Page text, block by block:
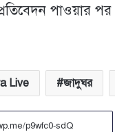
পাওয়ার পর
Live জাদুঘর